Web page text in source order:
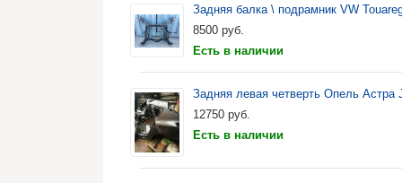
Задняя балка \ подрамник VW
8500 руб.
Есть в наличии
Задняя левая четверть Опель Астра
12750 руб.
Есть в наличии